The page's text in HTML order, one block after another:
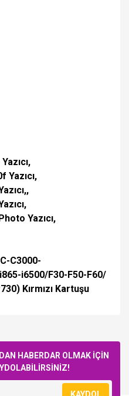
Yazıcı,
Yazıcı,
C3000-
i6500/F30-F50-F60/
Kırmızı Kartuşu
HABERDAR OLMAK İÇİN